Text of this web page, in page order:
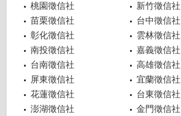
桃園徵信社
新竹徵信社
苗栗徵信社
台中徵信社
彰化徵信社
雲林徵信社
南投徵信社
嘉義徵信社
台南徵信社
高雄徵信社
屏東徵信社
宜蘭徵信社
花蓮徵信社
台東徵信社
澎湖徵信社
金門徵信社